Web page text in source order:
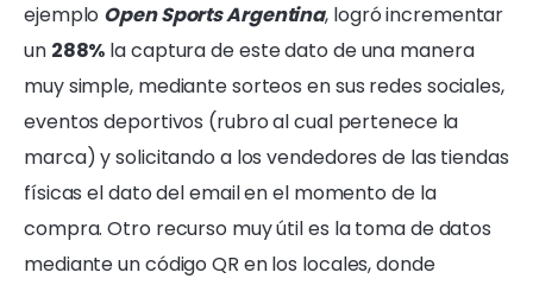
ejemplo Open Sports Argentina, logró incrementar
un 288% la captura de este dato de una manera
muy simple, mediante sorteos en sus redes sociales,
eventos deportivos (rubro al cual pertenece la
marca) y solicitando a los vendedores de las tiendas
físicas el dato del email en el momento de la
compra. Otro recurso muy útil es la toma de datos
mediante un código QR en los locales, donde